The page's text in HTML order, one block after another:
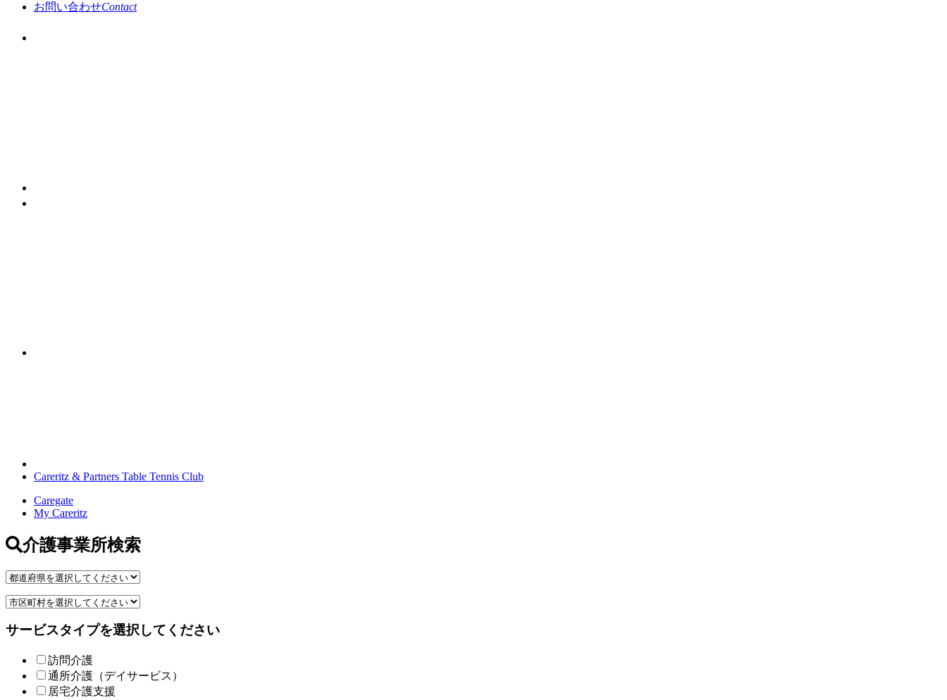
お問い合わせContact
Careritz & Partners Table Tennis Club
Caregate
My Careritz
介護事業所検索
サービスタイプを選択してください
訪問介護
通所介護（デイサービス）
居宅介護支援